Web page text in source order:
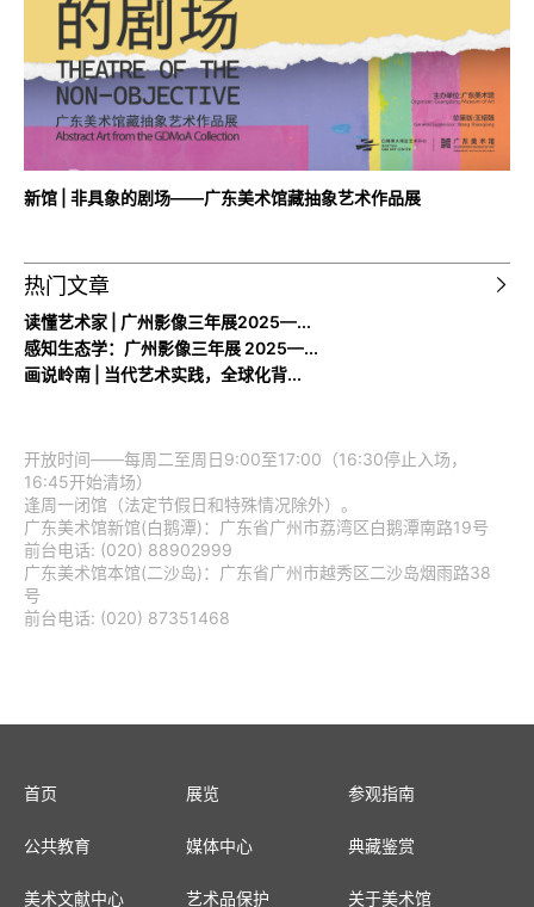
新馆 | 非具象的剧场——广东美术馆藏抽象艺术作品展
热门文章
读懂艺术家 | 广州影像三年展2025—...
感知生态学：广州影像三年展 2025—...
画说岭南 | 当代艺术实践，全球化背...
开放时间——每周二至周日9:00至17:00（16:30停止入场，
16:45开始清场）
逢周一闭馆（法定节假日和特殊情况除外）。
广东美术馆新馆(白鹅潭)：广东省广州市荔湾区白鹅潭南路19号
前台电话: (020) 88902999
广东美术馆本馆(二沙岛)：广东省广州市越秀区二沙岛烟雨路38
号
前台电话: (020) 87351468
首页 展览 参观指南
公共教育 媒体中心 典藏鉴赏
美术文献中心 艺术品保护 关于美术馆